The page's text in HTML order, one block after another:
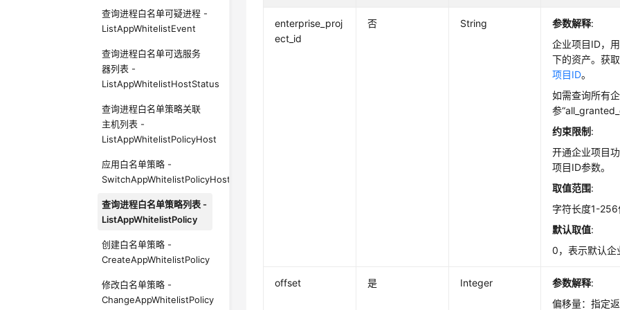
查询进程白名单可疑进程 -
ListAppWhitelistEvent
查询进程白名单可选服务
器列表 -
ListAppWhitelistHostStatus
查询进程白名单策略关联
主机列表 -
ListAppWhitelistPolicyHost
应用白名单策略 -
SwitchAppWhitelistPolicyHost
查询进程白名单策略列表 -
ListAppWhitelistPolicy
创建白名单策略 -
CreateAppWhitelistPolicy
修改白名单策略 -
ChangeAppWhitelistPolicy
enterprise_proj
ect_id
否 String 参数解释:
企业项目ID，
下的资产。获
项目ID。
如需查询所有
参
约束限制 :
开通企业项目
项目ID参数。
取值范围:
字符长度1-256
默认取值:
0，表示默认企
offset 是 Integer 参数解释:
偏移量：指定